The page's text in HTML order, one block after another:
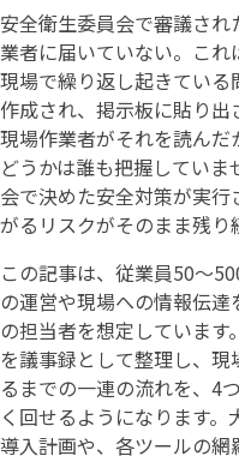
安全衛生委員会で審議さ
業者に届いていない。こ
現場で繰り返し起きてい
作成され、掲示板に貼り出
現場作業者がそれを読ん
どうかは誰も把握してい
会で決めた安全対策が実
がるリスクがそのまま残り
この記事は、従業員50〜
の運営や現場への情報伝
の担当者を想定していま
を議事録として整理し、
るまでの一連の流れを、4
く回せるようになります
導入計画や、各ツールの網